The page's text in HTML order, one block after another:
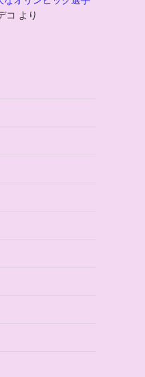
コ より